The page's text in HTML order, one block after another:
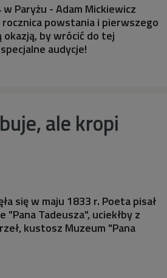
Paryżu - Adam Mickiewicz
powstania i pierwszego
okazją, by wrócić do tej
audycje!
ale kropi
się w maju 1833 r. Poeta pisał
Tadeusza", uciekłby z
kustosz Muzeum "Pana